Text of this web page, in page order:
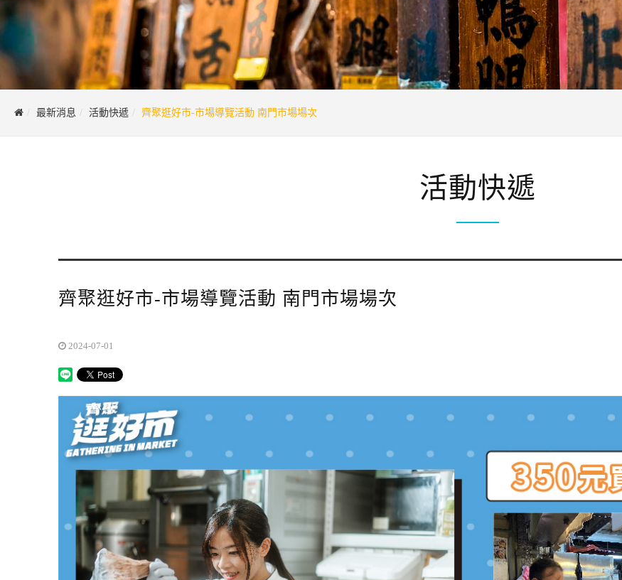
最新消息 活動快遞 齊聚逛好市-市場導覽活動 南門市場場次
活動快遞
齊聚逛好市-市場導覽活動 南門市場場次
2024-07-01